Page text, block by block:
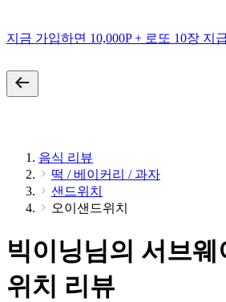
지금 가입하면 10,000P + 로또 10장 지
음식 리뷰
떡 / 베이커리 / 과자
샌드위치
오이샌드위치
빅이닝님의 서브
위치 리뷰